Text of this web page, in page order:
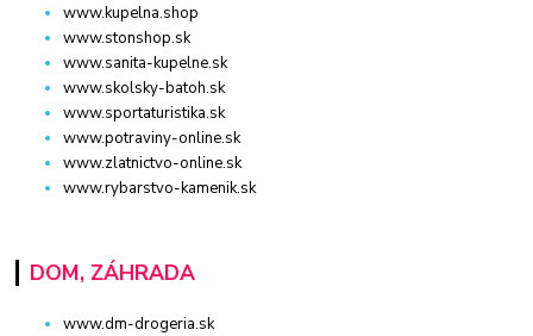
www.kupelna.shop
www.stonshop.sk
www.sanita-kupelne.sk
www.skolsky-batoh.sk
www.sportaturistika.sk
www.potraviny-online.sk
www.zlatnictvo-online.sk
www.rybarstvo-kamenik.sk
DOM, ZÁHRADA
www.dm-drogeria.sk